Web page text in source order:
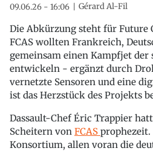
09.06.26 - 16:06 Gérard Al-Fil
Die Abkürzung steht für Future
FCAS wollten Frankreich,
gemeinsam einen Kampfjet der
entwickeln - ergänzt durch
vernetzte Sensoren und eine
ist das Herzstück des Projekts
Dassault-Chef Éric Trappier
Scheitern von FCAS prophezeit.
Konsortium, allen voran die